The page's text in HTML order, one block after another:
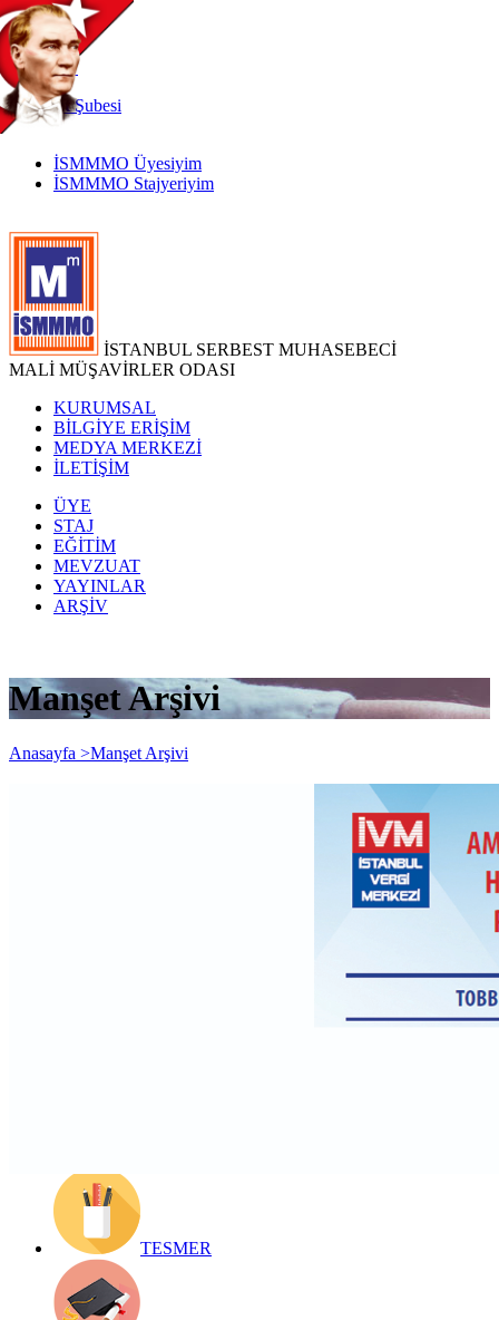
TR
|
EN
İnternetŞubesi
İSMMMO Üyesiyim
İSMMMO Stajyeriyim
İSTANBUL SERBEST MUHASEBECİ
MALİ MÜŞAVİRLER ODASI
KURUMSAL
BİLGİYE ERİŞİM
MEDYA MERKEZİ
İLETİŞİM
ÜYE
STAJ
EĞİTİM
MEVZUAT
YAYINLAR
ARŞİV
Manşet Arşivi
Anasayfa >Manşet Arşivi
TESMER